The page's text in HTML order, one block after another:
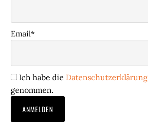
Email*
Ich habe die Datenschutzerklärung
genommen.